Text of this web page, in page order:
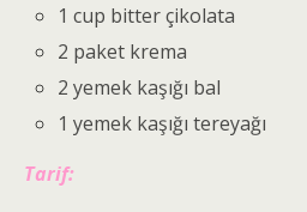
1 cup bitter çikolata
2 paket krema
2 yemek kaşığı bal
1 yemek kaşığı tereyağı
Tarif: